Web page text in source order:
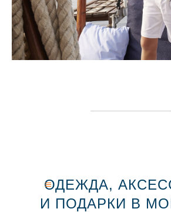
ОДЕЖДА,
И ПОДАРКИ В